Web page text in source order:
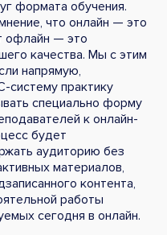
формата обучения.
что онлайн — это
офлайн — это
качества. Мы с этим
напрямую,
систему практику
специально форму
к онлайн-
будет
аудиторию без
материалов,
контента,
работы
сегодня в онлайн.